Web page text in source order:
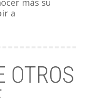
más su
a
OTROS